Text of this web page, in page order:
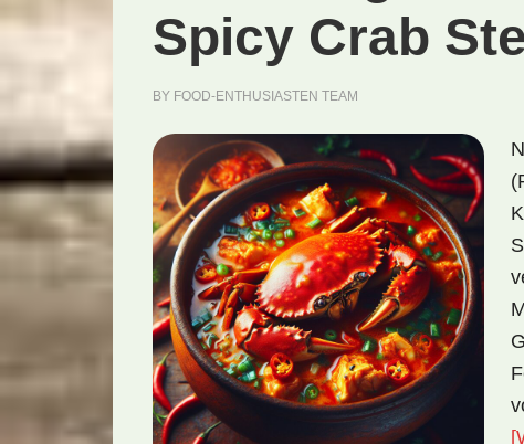
Spicy Crab
BY FOOD-ENTHUSIASTEN TEAM